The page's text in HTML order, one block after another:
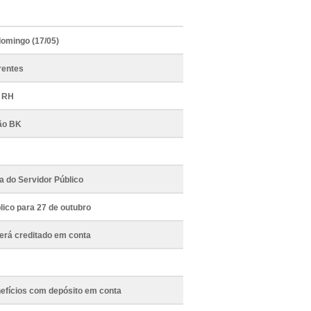
(17/05)
BK
do Servidor Público
para 27 de outubro
creditado em conta
com depósito em conta